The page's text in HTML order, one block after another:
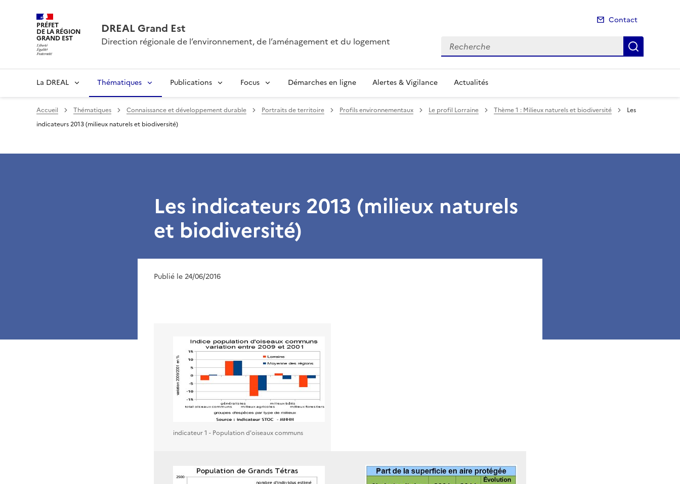
PRÉFET
DE LA RÉGION
GRAND EST
DREAL Grand Est
Direction régionale de l’environnement, de l’aménagement et du logement
Contact
Recherche
La DREAL Thématiques Publications Focus Démarches en ligne Alertes & Vigilance Actualités
Accueil Thématiques Connaissance et développement durable Portraits de territoire Profils environnementaux Le profil Lorraine Thème 1 : Milieux naturels et biodiversité
Les
indicateurs 2013 (milieux naturels et biodiversité)
Les indicateurs 2013 (milieux naturels
et biodiversité)
Publié le 24/06/2016
indicateur 1 - Population d'oiseaux communs